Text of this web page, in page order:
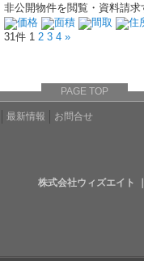
非公開物件を閲覧・資料請
価格
面積 間取
住
31件 1 2 3 4 »
PAGE TOP
最新情報 お問合せ
株式会社ウィズエイト